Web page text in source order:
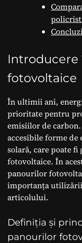
Introducere
fotovoltaice
În ultimii ani,
prioritate pentru
emisiilor de
accesibile forme de
solară, care poate
fotovoltaice. În
panourilor
importanța utilizării
articolului.
Definiția și
panourilor